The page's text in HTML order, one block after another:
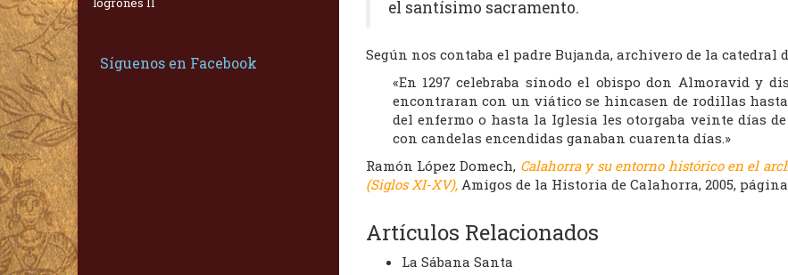
Síguenos en Facebook
el santísimo sacramento.
Según nos contaba el padre Bujanda, archivero de la catedral
«En 1297 celebraba sínodo el obispo don Almoravid y
encontraran con un viático se hincasen de rodillas
del enfermo o hasta la Iglesia les otorgaba veinte días
con candelas encendidas ganaban cuarenta días.»
Ramón López Domech, Calahorra y su entorno histórico en el
(Siglos XI-XV), Amigos de la Historia de Calahorra, 2005, página
Artículos Relacionados
La Sábana Santa